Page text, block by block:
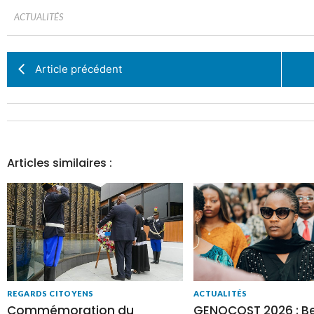
ACTUALITÉS
Article précédent
Articles similaires :
REGARDS CITOYENS ACTUALITÉS